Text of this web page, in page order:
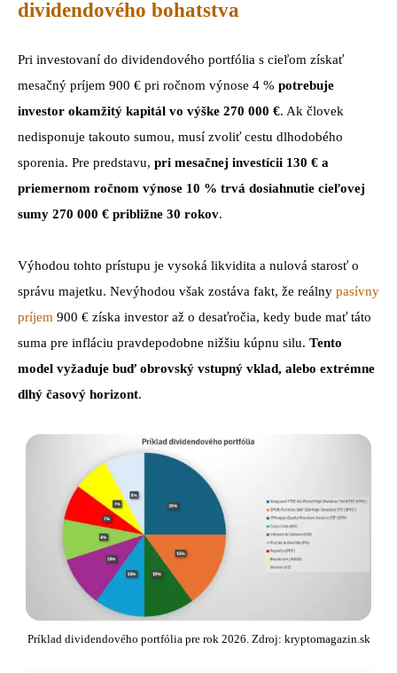
dividendového bohatstva
Pri investovaní do dividendového portfólia s cieľom získať
mesačný príjem 900 € pri ročnom výnose 4 % potrebuje
investor okamžitý kapitál vo výške 270 000 €. Ak človek
nedisponuje takouto sumou, musí zvoliť cestu dlhodobého
sporenia. Pre predstavu, pri mesačnej investícii 130 € a
priemernom ročnom výnose 10 % trvá dosiahnutie cieľovej
sumy 270 000 € približne 30 rokov.
Výhodou tohto prístupu je vysoká likvidita a nulová starosť o
správu majetku. Nevýhodou však zostáva fakt, že reálny pasívny
príjem 900 € získa investor až o desaťročia, kedy bude mať táto
suma pre infláciu pravdepodobne nižšiu kúpnu silu. Tento
model vyžaduje buď obrovský vstupný vklad, alebo extrémne
dlhý časový horizont.
Príklad dividendového portfólia pre rok 2026. Zdroj: kryptomagazin.sk